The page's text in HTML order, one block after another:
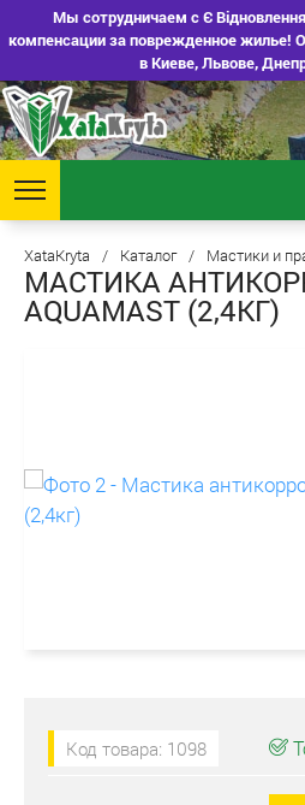
Мы сотрудничаем с Є
компенсации за поврежденное жилье!
в Киеве, Львове,
XataKryta / Каталог / Мастики и
МАСТИКА
AQUAMAST (2,4КГ)
Код товара: 1098